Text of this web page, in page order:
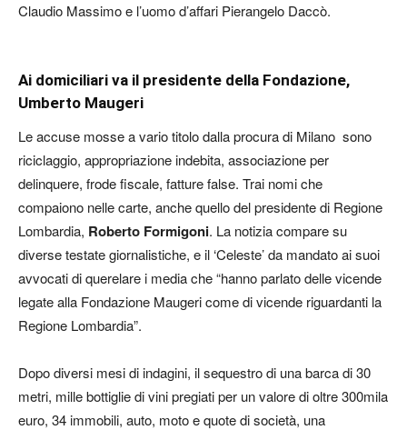
Claudio Massimo e l’uomo d’affari Pierangelo Daccò.
Ai domiciliari va il presidente della Fondazione,
Umberto Maugeri
Le accuse mosse a vario titolo dalla procura di Milano sono
riciclaggio, appropriazione indebita, associazione per
delinquere, frode fiscale, fatture false. Trai nomi che
compaiono nelle carte, anche quello del presidente di Regione
Lombardia, Roberto Formigoni. La notizia compare su
diverse testate giornalistiche, e il ‘Celeste’ da mandato ai suoi
avvocati di querelare i media che “hanno parlato delle vicende
legate alla Fondazione Maugeri come di vicende riguardanti la
Regione Lombardia”.
Dopo diversi mesi di indagini, il sequestro di una barca di 30
metri, mille bottiglie di vini pregiati per un valore di oltre 300mila
euro, 34 immobili, auto, moto e quote di società, una